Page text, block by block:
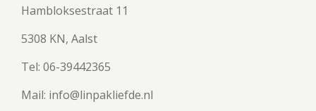
Hambloksestraat 11
5308 KN, Aalst
Tel: 06-39442365
Mail: info@linpakliefde.nl